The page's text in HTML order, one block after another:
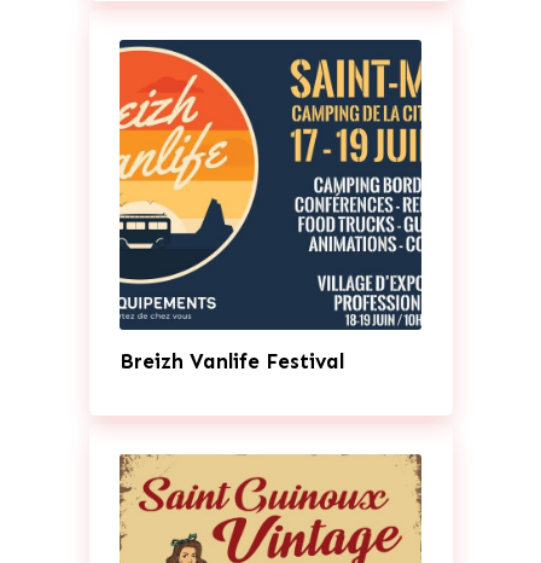
Breizh Vanlife Festival